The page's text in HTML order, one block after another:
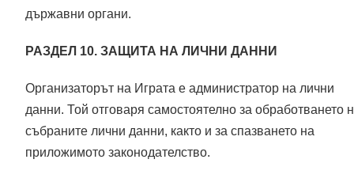
държавни органи.
РАЗДЕЛ 10. ЗАЩИТА НА ЛИЧНИ ДАННИ
Организаторът на Играта е администратор на лични
данни. Той отговаря самостоятелно за обработването
събраните лични данни, както и за спазването на
приложимото законодателство.